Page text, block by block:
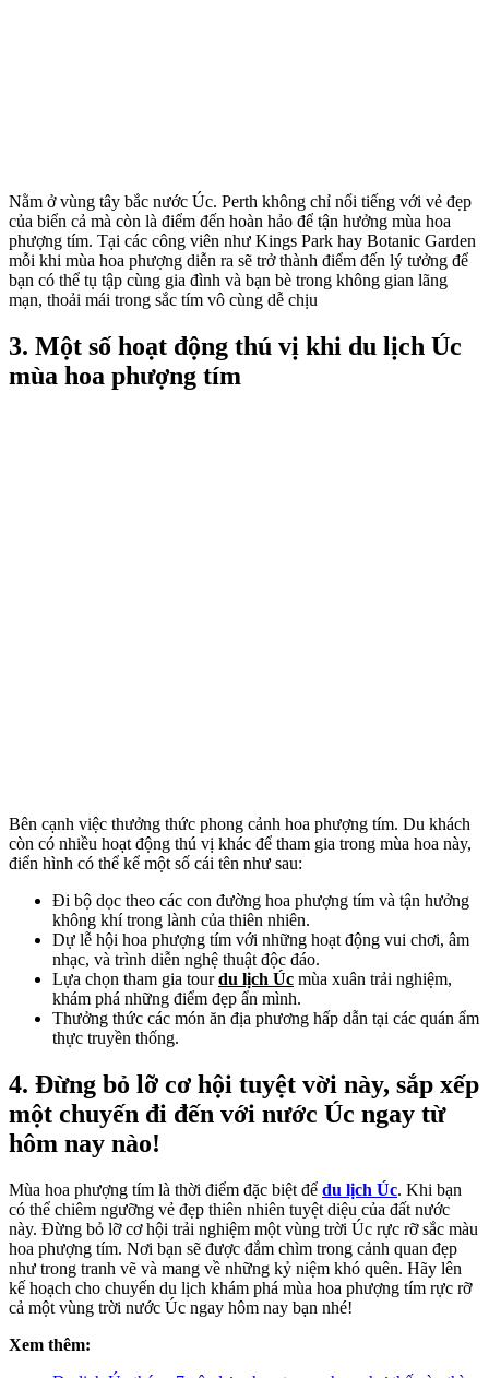
Nằm ở vùng tây bắc nước Úc. Perth không chỉ nổi tiếng với vẻ đẹp
của biển cả mà còn là điểm đến hoàn hảo để tận hưởng mùa hoa
phượng tím. Tại các công viên như Kings Park hay Botanic Garden
mỗi khi mùa hoa phượng diễn ra sẽ trở thành điểm đến lý tưởng để
bạn có thể tụ tập cùng gia đình và bạn bè trong không gian lãng
mạn, thoải mái trong sắc tím vô cùng dễ chịu
3. Một số hoạt động thú vị khi du lịch Úc
mùa hoa phượng tím
Bên cạnh việc thưởng thức phong cảnh hoa phượng tím. Du khách
còn có nhiều hoạt động thú vị khác để tham gia trong mùa hoa này,
điển hình có thể kể một số cái tên như sau:
Đi bộ dọc theo các con đường hoa phượng tím và tận hưởng
không khí trong lành của thiên nhiên.
Dự lễ hội hoa phượng tím với những hoạt động vui chơi, âm
nhạc, và trình diễn nghệ thuật độc đáo.
Lựa chọn tham gia tourdu lịch Úc mùa xuân trải nghiệm,
khám phá những điểm đẹp ẩn mình.
Thưởng thức các món ăn địa phương hấp dẫn tại các quán ẩm
thực truyền thống.
4. Đừng bỏ lỡ cơ hội tuyệt vời này, sắp xếp
một chuyến đi đến với nước Úc ngay từ
hôm nay nào!
Mùa hoa phượng tím là thời điểm đặc biệt để du lịch Úc. Khi bạn
có thể chiêm ngưỡng vẻ đẹp thiên nhiên tuyệt diệu của đất nước
này. Đừng bỏ lỡ cơ hội trải nghiệm một vùng trời Úc rực rỡ sắc màu
hoa phượng tím. Nơi bạn sẽ được đắm chìm trong cảnh quan đẹp
như trong tranh vẽ và mang về những kỷ niệm khó quên. Hãy lên
kế hoạch cho chuyến du lịch khám phá mùa hoa phượng tím rực rỡ
cả một vùng trời nước Úc ngay hôm nay bạn nhé!
Xem thêm: